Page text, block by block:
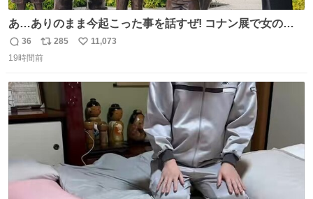
あ…ありのまま今起こった事を話すぜ! コナン展で女の子
に 「千速さんですか！？」 と声をかけられた。 あぁ鞄の
装飾かなと思ったら 「背も高いし見た目もすごく千速さん
人＿ ＞今日は私服＜ ￣Y^Y^Y^Y^Y^￣ #白樹鳥取大阪コ
ナン旅行2026
返
信
36
リ
ポ
ト
数
285
い
数
11,073
19時間前